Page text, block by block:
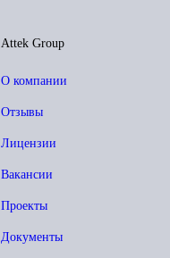
Attek Group
О компании
Отзывы
Лицензии
Вакансии
Проекты
Документы